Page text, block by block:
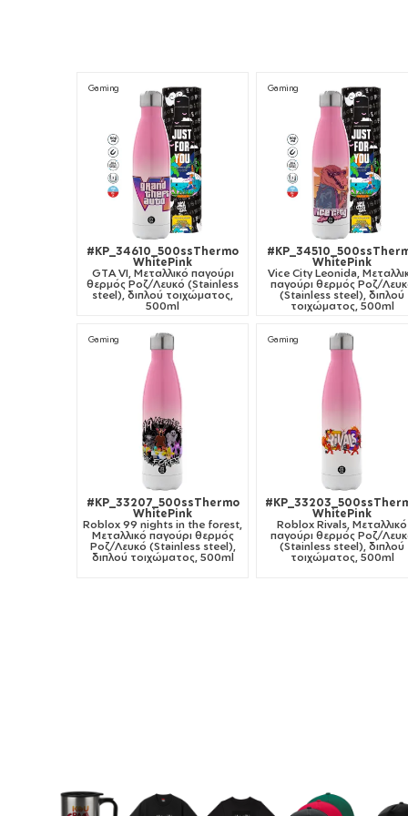
Gaming
#KP_34610_500ssThermo
WhitePink
GTA VI, Μεταλλικό παγούρι
θερμός Ροζ/Λευκό (Stainless
steel), διπλού τοιχώματος,
500ml
Gaming
WhitePink
Vice City Leonida,
παγούρι θερμός Ροζ/
(Stainless steel), διπλού
τοιχώματος, 500ml
Gaming
#KP_33207_500ssThermo
WhitePink
Roblox 99 nights in the forest,
Μεταλλικό παγούρι θερμός
Ροζ/Λευκό (Stainless steel),
διπλού τοιχώματος, 500ml
Gaming
WhitePink
Roblox Rivals, Μεταλλικό
παγούρι θερμός Ροζ/
(Stainless steel), διπλού
τοιχώματος, 500ml